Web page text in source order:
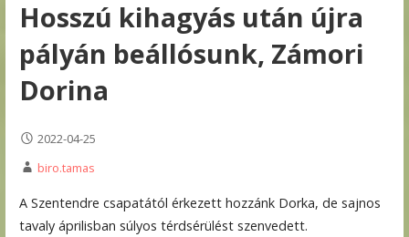
Hosszú kihagyás után újra
pályán beállósunk, Zámori
Dorina
2022-04-25
biro.tamas
A Szentendre csapatától érkezett hozzánk Dorka, de sajnos
tavaly áprilisban súlyos térdsérülést szenvedett.